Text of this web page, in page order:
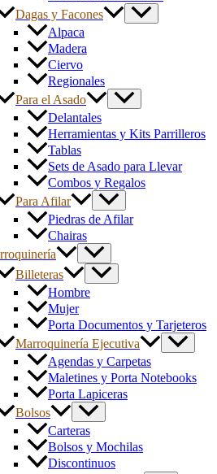
Dagas y Facones
Alpaca
Madera
Ciervo
Regionales
Para el Asado
Delantales
Herramientas y Kits Parrilleros
Tablas
Sets de Asado para Llevar
Combos y Regalos
Para Afilar
Piedras de Afilar
Chairas
Billeteras
Hombre
Mujer
Porta Documentos y Tarjeteros
Marroquinería Ejecutiva
Agendas y Carpetas
Maletines y Porta Notebooks
Porta Lapiceras
Bolsos
Carteras
Bolsos y Mochilas
Discontinuos